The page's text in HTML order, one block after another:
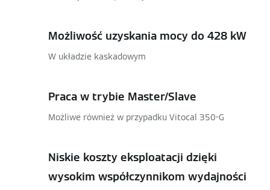
Możliwość uzyskania mocy do 428 kW
W układzie kaskadowym
Praca w trybie Master/Slave
Możliwe również w przypadku Vitocal 350-G
Niskie koszty eksploatacji dzięki
wysokim współczynnikom wydajności